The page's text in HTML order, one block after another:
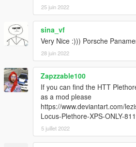
25 juin 2022
sina_vf
Very Nice :))) Porsche
28 juin 2022
Zapzzable100
If you can find the HTT
as a mod please
https://www.deviantart.com/
Locus-Plethore-XPS-ONLY-
5 juillet 2022